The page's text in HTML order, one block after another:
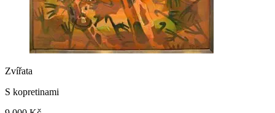
Zvířata
S kopretinami